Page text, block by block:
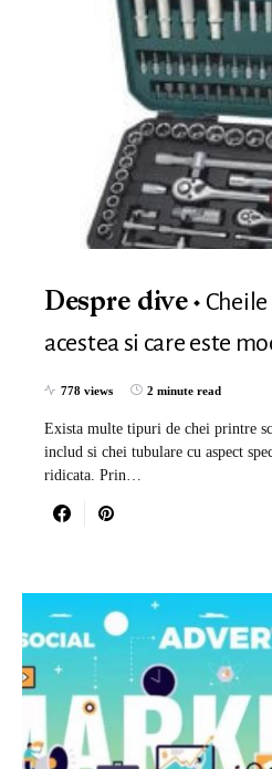
Despre dive
acestea si care este
778 views 2 minute read
Exista multe tipuri de chei printre
includ si chei tubulare cu aspect
ridicata. Prin…